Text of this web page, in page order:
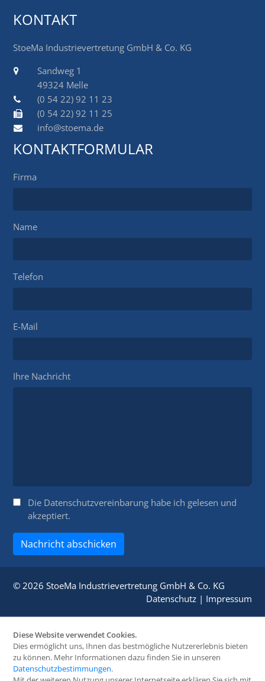
KONTAKT
StoeMa Industrievertretung GmbH & Co. KG
Sandweg 1
49324 Melle
(0 54 22) 92 11 23
(0 54 22) 92 11 25
info@stoema.de
KONTAKTFORMULAR
Firma
Name
Telefon
E-Mail
Ihre Nachricht
Die Datenschutzvereinbarung habe ich gelesen und
akzeptiert.
Nachricht abschicken
© 2026 StoeMa Industrievertretung GmbH & Co. KG
Datenschutz| Impressum
Diese Website verwendet Cookies.
Dies ermöglicht uns, Ihnen das bestmögliche Nutzererlebnis bieten
zu können. Mehr Informationen dazu finden Sie in unseren
Datenschutzbestimmungen.